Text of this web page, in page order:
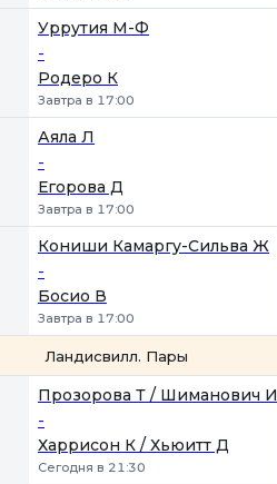
Уррутия М-Ф
-
Родеро К
Завтра в 17:00
Аяла Л
-
Егорова Д
Завтра в 17:00
Кониши Камаргу-Сильва Ж
-
Босио В
Завтра в 17:00
Ландисвилл. Пары
Прозорова Т / Шиманович И
-
Харрисон К / Хьюитт Д
Сегодня в 21:30